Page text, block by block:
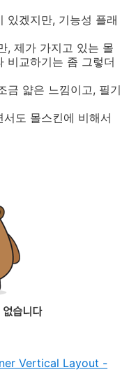
있겠지만, 기능성 플래
, 제가 가지고 있는 몰
비교하기는 좀 그렇더
금 얇은 느낌이고, 필기
도 몰스킨에 비해서
Vertical Layout -